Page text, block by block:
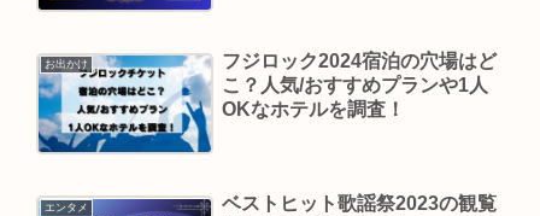
お出かけ
フジロック2024宿泊の穴場はど
こ？人気/おすすめプランや1人
OKなホテルを調査！
エンタメ
ベストヒット歌謡祭2023の観覧